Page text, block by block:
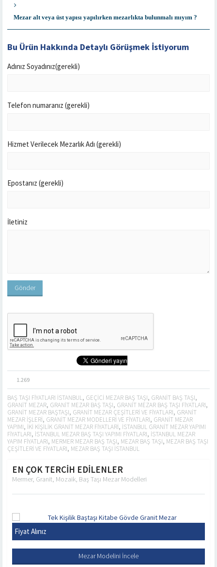
Mezar alt veya üst yapısı yapılırken mezarlıkta bulunmalı mıyım ?
Bu Ürün Hakkında Detaylı Görüşmek İstiyorum
Adınız Soyadınız(gerekli)
Telefon numaranız (gerekli)
Hizmet Verilecek Mezarlık Adı (gerekli)
Epostanız (gerekli)
İletiniz
1.269
BAŞ TAŞI FIYATLARI ISTANBUL, GEÇICI MEZAR BAŞ TAŞI, GRANIT BAŞ TAŞI,
GRANIT MEZAR, GRANIT MEZAR BAŞ TAŞI, GRANIT MEZAR BAŞ TAŞI FIYATLARI,
GRANIT MEZAR BAŞTAŞI, GRANIT MEZAR ÇEŞITLERI VE FIYATLARI, GRANIT
MEZAR IŞLERI, GRANIT MEZAR MODELLERI VE FIYATLARI, GRANIT MEZAR
YAPIMI, IKI KIŞILIK GRANIT MEZAR FIYATLARI, ISTANBUL GRANIT MEZAR YAPIMI
FIYATLARI, ISTANBUL MEZAR BAŞ TAŞI YAPIMI FIYATLARI, ISTANBUL MEZAR
YAPIM FIYATLARI, MERMER MEZAR BAŞ TAŞI, MEZAR BAŞ TAŞI, MEZAR BAŞ TAŞI
ÇEŞITLERI VE FIYATLARI, MEZAR BAŞ TAŞI ISTANBUL
EN ÇOK TERCİH EDİLENLER
Mermer, Granit, Mozaik, Baş Taşı Mezar Modelleri
TEK KIŞILIK BAŞTAŞI KITABE GÖVDE GRANIT MEZAR
Mezar Modelini İncele
Fiyat Alınız